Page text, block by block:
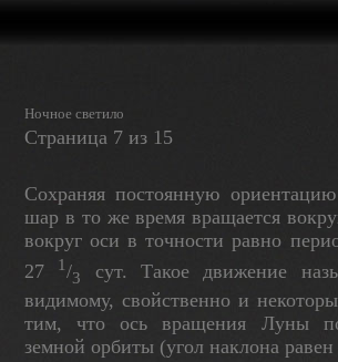
Ночное светило
Страница 7 из 15
Сохраняя постоянную
шар в то же время вращается
вокруг оси в точности равно
27
1/3
cyт. Такое дви­жение
видимому, свойственно и
тим, что ось вращения Луны
земной орбиты (угол наклона равен